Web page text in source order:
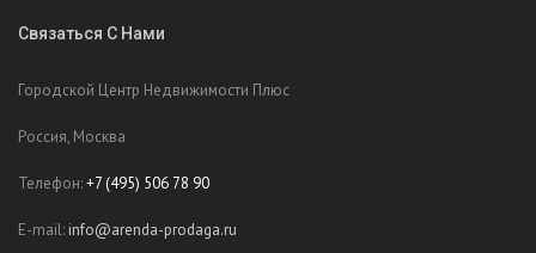
Связаться С Нами
Городской Центр Недвижимости Плюс
Россия, Москва
Телефон:+7 (495) 506 78 90
E-mail: info@arenda-prodaga.ru